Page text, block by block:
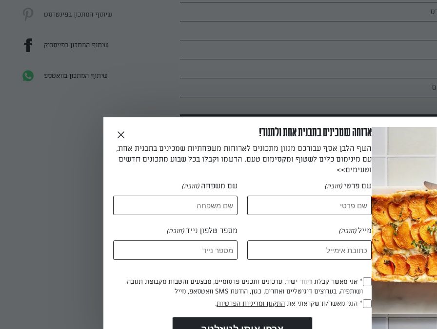
קצוצים עם הנוזל שלהם עד להשחמה ולהוסיף את הפיטריות לטיגון קל. להוריד
הביצים פלפל ואת קמח התירס ולערבב.
דקות
שיתוף המתכון בפינטרסט
שיתוף המתכון בפייסבוק
שיתוף המתכון בוואטספ
ארוחה שמכינים בתבנית אחת ולתנור!
השף הלבן אסף עבורכם מגוון מתכונים לארוחות משפחתיות שמכינים בתבנית אחת,
עם מינימום כלים לשטוף ומקסימום טעם. הרשמו וקבלו בכל שבוע מתכונים חדשים
וטעימים>>
שם פרטי(חובה) שם משפחה (חובה)
מייל(חובה) מספר טלפון נייד(חובה)
(חובה)
* אני מאשר קבלת דיוור ישיר, עדכונים ותכנים פרסומיים, מבצעים והטבות מקבוצת תנובה
ושותפיה, בערוצים דיגיטליים ואחרים, כגון, הודעת SMS וואטסאפ, מייל
(חובה)
* הנני מאשר/ת שקראתי את התקנון ומדיניות הפרטיות.